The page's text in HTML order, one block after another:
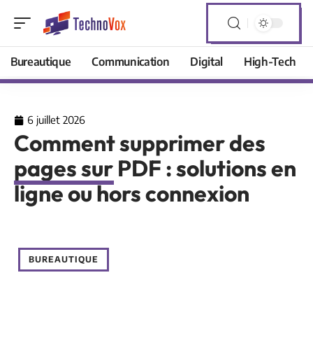
Bureautique Communication Digital High-Tech
6 juillet 2026
Comment supprimer des
pages sur PDF : solutions en
ligne ou hors connexion
BUREAUTIQUE